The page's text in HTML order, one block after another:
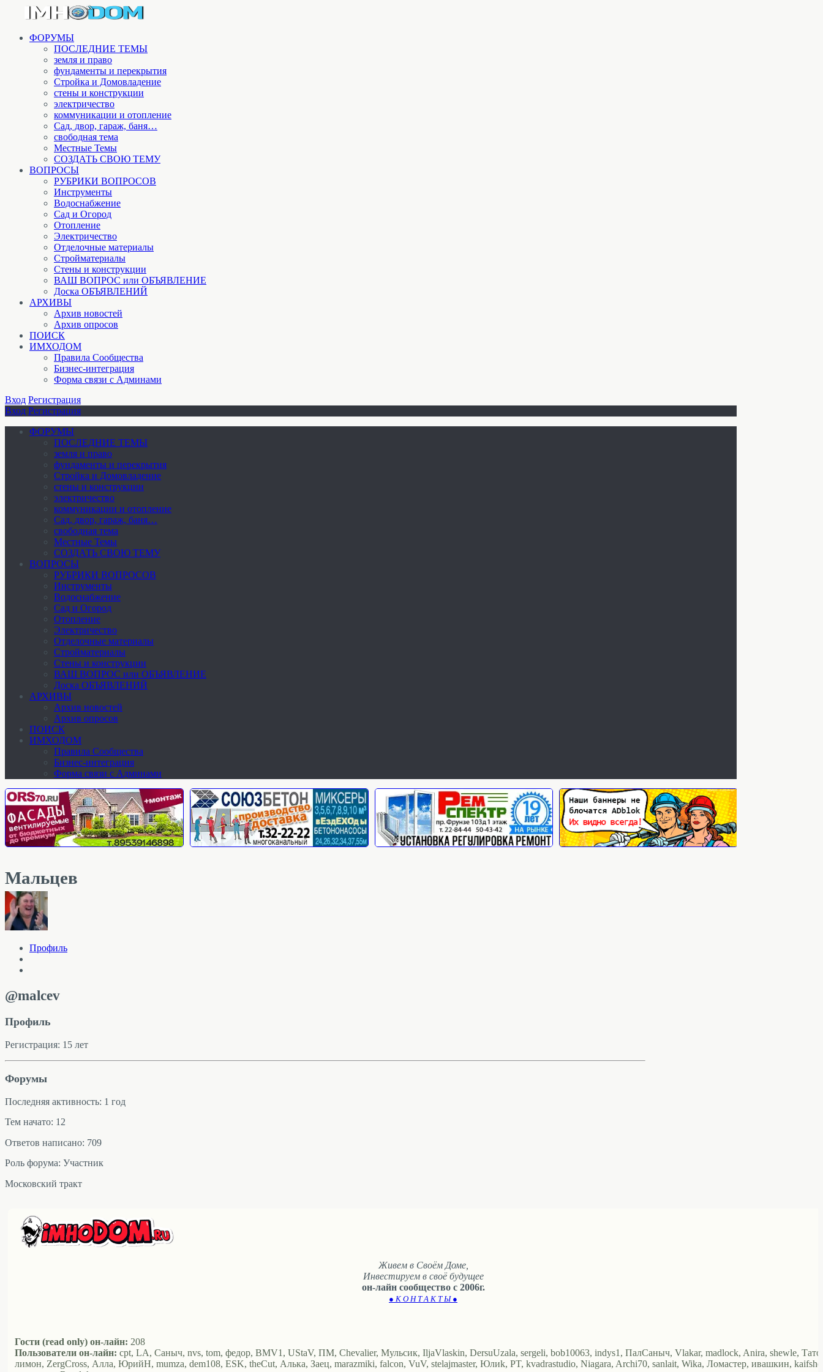
ФОРУМЫ
ПОСЛЕДНИЕ ТЕМЫ
земля и право
фундаменты и перекрытия
Стройка и Домовладение
стены и конструкции
электричество
коммуникации и отопление
Cад, двор, гараж, баня…
свободная тема
Местные Темы
СОЗДАТЬ СВОЮ ТЕМУ
ВОПРОСЫ
РУБРИКИ ВОПРОСОВ
Инструменты
Водоснабжение
Сад и Огород
Отопление
Электричество
Отделочные материалы
Стройматериалы
Стены и конструкции
ВАШ ВОПРОС или ОБЪЯВЛЕНИЕ
Доска ОБЪЯВЛЕНИЙ
АРХИВЫ
Архив новостей
Архив опросов
ПОИСК
ИМХОДОМ
Правила Сообщества
Бизнес-интеграция
Форма связи с Админами
Вход Регистрация
Вход Регистрация
ФОРУМЫ
ПОСЛЕДНИЕ ТЕМЫ
земля и право
фундаменты и перекрытия
Стройка и Домовладение
стены и конструкции
электричество
коммуникации и отопление
Cад, двор, гараж, баня…
свободная тема
Местные Темы
СОЗДАТЬ СВОЮ ТЕМУ
ВОПРОСЫ
РУБРИКИ ВОПРОСОВ
Инструменты
Водоснабжение
Сад и Огород
Отопление
Электричество
Отделочные материалы
Стройматериалы
Стены и конструкции
ВАШ ВОПРОС или ОБЪЯВЛЕНИЕ
Доска ОБЪЯВЛЕНИЙ
АРХИВЫ
Архив новостей
Архив опросов
ПОИСК
ИМХОДОМ
Правила Сообщества
Бизнес-интеграция
Форма связи с Админами
Мальцев
Профиль
@malcev
Профиль
Регистрация: 15 лет
Форумы
Последняя активность: 1 год
Тем начато: 12
Ответов написано: 709
Роль форума: Участник
Московский тракт
Живем в Своём Доме,
Инвестируем в своё будущее
он-лайн сообщество с 2006г.
● К О Н Т А К Т Ы ●
Гости (read only) он-лайн: 208
Пользователи он-лайн: cpt, LA, Саныч, nvs, tom, федор, BMV1, UStaV, ПМ, Chevalier, Мульсик, IljaVlaskin, DersuUzala, sergeli, bob10063, indys1, ПалСаныч, Vlakar, madlock, Anira, shewle,
лимон, ZergCross, Алла, ЮрийН, mumza, dem108, ESK, theCut, Алька, Заец, marazmiki, falcon, VuV, stelajmaster, Юлиk, PT, kvadrastudio, Niagara, Archi70, sanlait, Wika, Ломастер, ивашкин,